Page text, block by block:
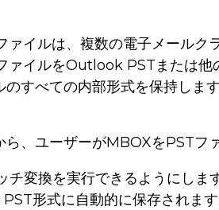
イルは、複数の電子メール
イルをOutlook PSTまたは他
すべての内部形式を保持しま
、ユーザーがMBOXをPSTフ
変換を実行できるようにします
形式に自動的に保存されます